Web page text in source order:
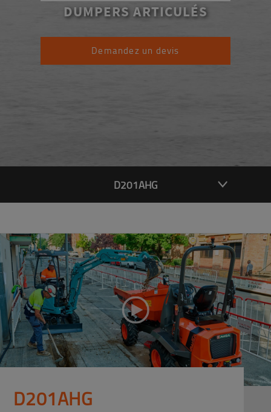
DUMPERS ARTICULÉS
Demandez un devis
D201AHG
D201AHG